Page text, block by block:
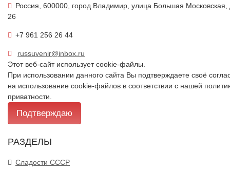
Россия, 600000, город Владимир, улица Большая
26
+7 961 256 26 44
russuvenir@inbox.ru
Этот веб-сайт использует cookie-файлы.
При использовании данного сайта Вы подтверждаете своё
на использование cookie-файлов в соответствии с нашей
приватности
Подтверждаю
РАЗДЕЛЫ
Сладости СССР